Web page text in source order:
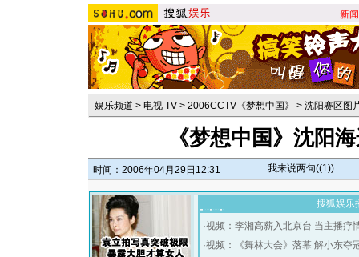
新闻
娱乐频道 > 电视 TV > 2006CCTV《梦想中国》 > 沈阳赛区图
《梦想中国》沈阳
时间：2006年04月29日12:31 我来说两句((1))
搜狐娱乐
·视频：李湘高薪入北京台 当主播疗
·视频：《舞林大会》落幕 解小东夺